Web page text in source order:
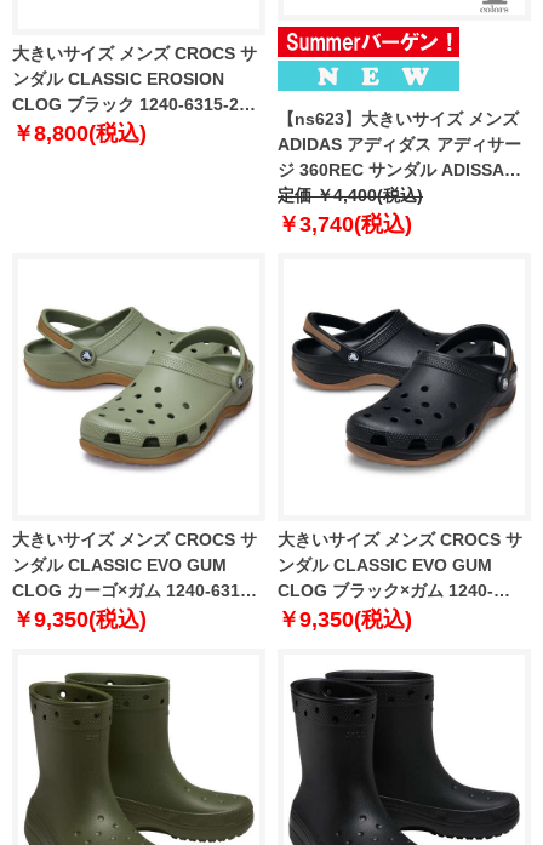
大きいサイズ メンズ CROCS サ
ンダル CLASSIC EROSION
CLOG ブラック 1240-6315-2
M12 M13
￥8,800(税込)
【ns623】大きいサイズ メンズ
ADIDAS アディダス アディサー
ジ 360REC サンダル ADISSAGE
360REC SLIDES 春夏新作
js3569
定価 ￥4,400(税込)
￥3,740(税込)
大きいサイズ メンズ CROCS サ
ンダル CLASSIC EVO GUM
CLOG カーゴ×ガム 1240-6316-1
M12 M13
￥9,350(税込)
大きいサイズ メンズ CROCS サ
ンダル CLASSIC EVO GUM
CLOG ブラック×ガム 1240-
6316-2 M12 M13
￥9,350(税込)